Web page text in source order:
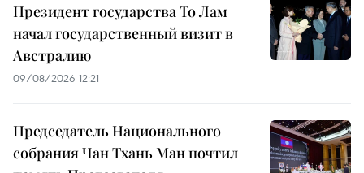
Президент государства То Лам
начал государственный визит в
Австралию
09/08/2026 12:21
Председатель Национального
собрания Чан Тхань Ман почтил